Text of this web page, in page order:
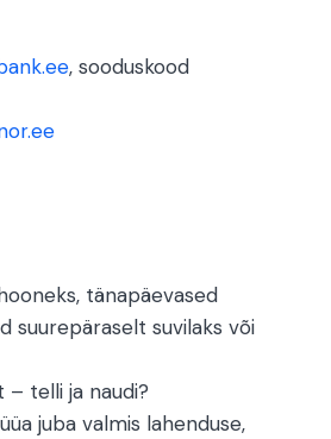
, sooduskood
tänapäevased
suurepäraselt suvilaks või
– telli ja naudi?
juba valmis lahenduse,